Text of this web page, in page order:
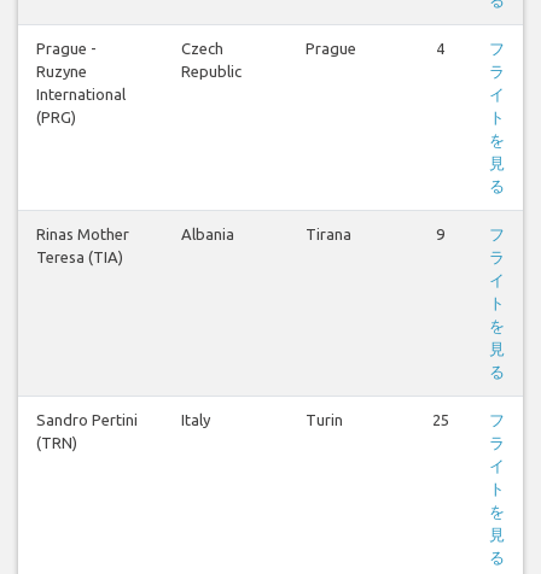
Prague -
Ruzyne
International
(PRG)
Czech
Republic
Prague 4
フ
ラ
イ
ト
を
見
る
Rinas Mother
Teresa (TIA)
Albania Tirana 9
フ
ラ
イ
ト
を
見
る
Sandro Pertini
(TRN)
Italy Turin 25
フ
ラ
イ
ト
を
見
る